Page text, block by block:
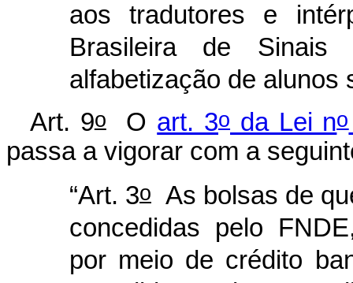
aos tradutores e
Brasileira de
alfabetização de alunos
Art. 9oO art. 3o da Lei no
passa a vigorar com a
“Art. 3o
As bolsas de
concedidas pelo
por meio de crédito